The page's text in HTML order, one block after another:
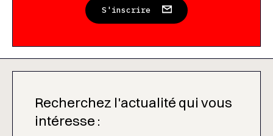
S'inscrire
Recherchez l'actualité qui vous
intéresse :